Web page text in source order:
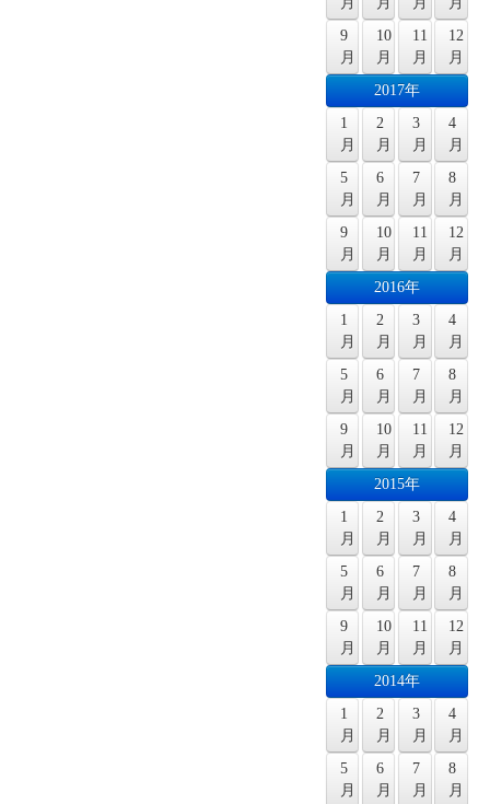
9
月
10
月
11
月
12
月
2017年
1
月
2
月
3
月
4
月
5
月
6
月
7
月
8
月
9
月
10
月
11
月
12
月
2016年
1
月
2
月
3
月
4
月
5
月
6
月
7
月
8
月
9
月
10
月
11
月
12
月
2015年
1
月
2
月
3
月
4
月
5
月
6
月
7
月
8
月
9
月
10
月
11
月
12
月
2014年
1
月
2
月
3
月
4
月
5
月
6
月
7
月
8
月